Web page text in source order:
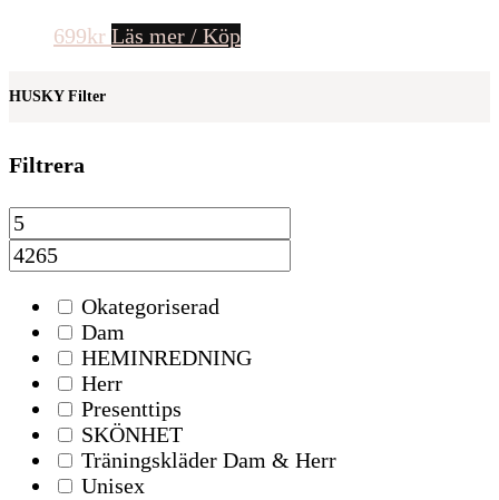
699kr Läs mer / Köp
HUSKY Filter
Filtrera
Okategoriserad
Dam
HEMINREDNING
Herr
Presenttips
SKÖNHET
Träningskläder Dam & Herr
Unisex